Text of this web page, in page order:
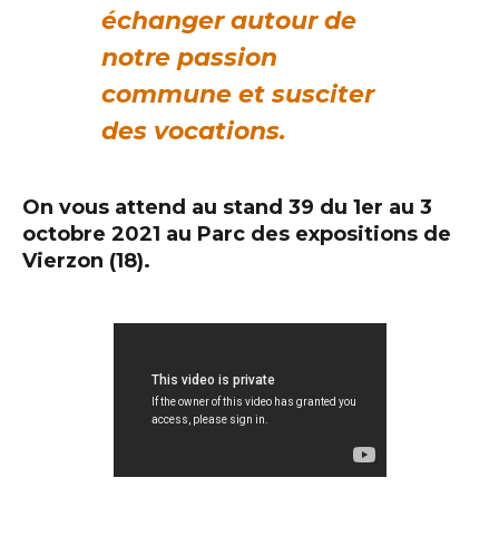
échanger autour de
notre passion
commune et susciter
des vocations.
On vous attend au stand 39 du 1er au 3
octobre 2021 au Parc des expositions de
Vierzon (18).